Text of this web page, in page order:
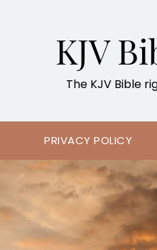
KJV
The KJV Bible
PRIVACY POLICY